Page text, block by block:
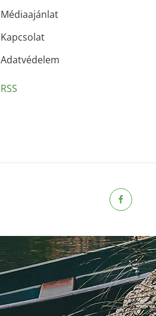
Médiaajánlat
Kapcsolat
Adatvédelem
RSS